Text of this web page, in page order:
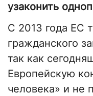
узаконить
С 2013 года ЕС
гражданского
так как
Европейскую
человека» и не